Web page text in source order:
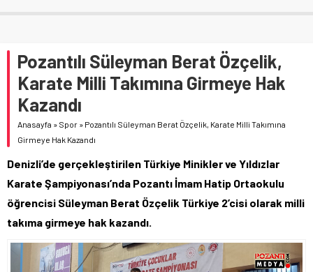
Pozantılı Süleyman Berat Özçelik,
Karate Milli Takımına Girmeye Hak
Kazandı
Anasayfa » Spor » Pozantılı Süleyman Berat Özçelik, Karate Milli Takımına
Girmeye Hak Kazandı
Denizli’de gerçekleştirilen Türkiye Minikler ve Yıldızlar
Karate Şampiyonası’nda Pozantı İmam Hatip Ortaokulu
öğrencisi Süleyman Berat Özçelik Türkiye 2’cisi olarak milli
takıma girmeye hak kazandı.